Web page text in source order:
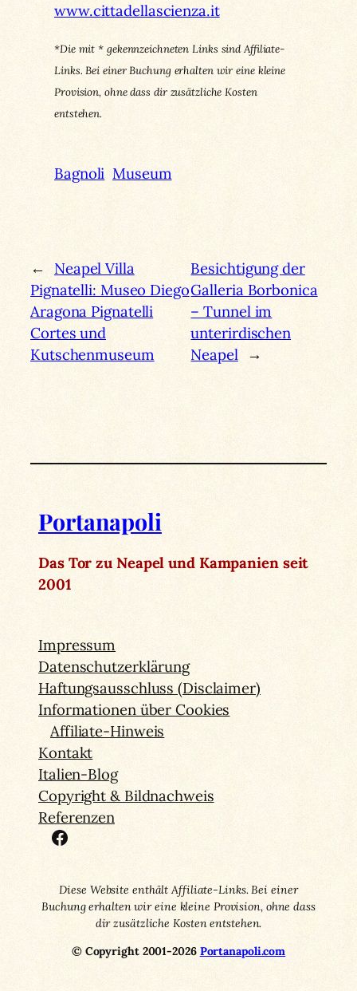
www.cittadellascienza.it
*Die mit * gekennzeichneten Links sind Affiliate-
Links. Bei einer Buchung erhalten wir eine kleine
Provision, ohne dass dir zusätzliche Kosten
entstehen.
Bagnoli Museum
←
Neapel Villa
Pignatelli: Museo Diego
Aragona Pignatelli
Cortes und
Kutschenmuseum
Besichtigung der
Galleria Borbonica
– Tunnel im
unterirdischen
Neapel →
Portanapoli
Das Tor zu Neapel und Kampanien seit
2001
Impressum
Datenschutzerklärung
Haftungsausschluss (Disclaimer)
Informationen über Cookies
Affiliate-Hinweis
Kontakt
Italien-Blog
Copyright & Bildnachweis
Referenzen
Facebook
Diese Website enthält Affiliate-Links. Bei einer
Buchung erhalten wir eine kleine Provision, ohne dass
dir zusätzliche Kosten entstehen.
© Copyright 2001-2026 Portanapoli.com